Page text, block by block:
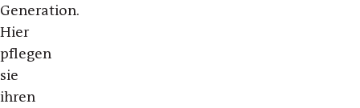
Generation.
Hier
pflegen
sie
ihren